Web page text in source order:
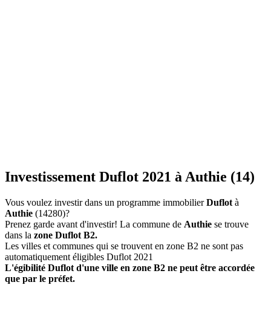
Investissement Duflot 2021 à Authie (14)
Vous voulez investir dans un programme immobilierDuflot à
Authie (14280)?
Prenez garde avant d'investir! La commune de Authie se trouve
dans la zone Duflot B2.
Les villes et communes qui se trouvent en zone B2 ne sont pas
automatiquement éligibles Duflot 2021
L'égibilité Duflot d'une ville en zone B2 ne peut être accordée
que par le préfet.